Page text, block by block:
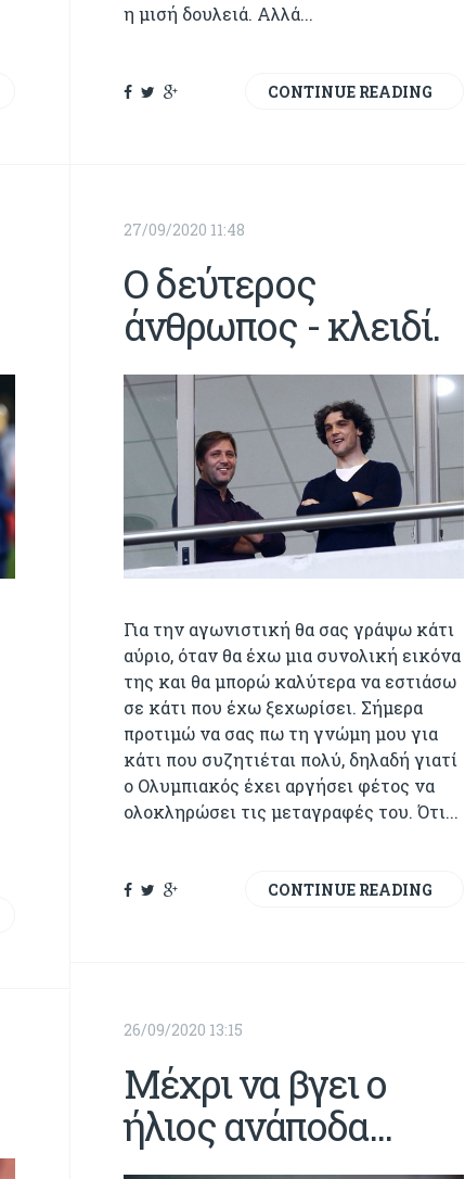
η μισή δουλειά. Αλλά...
CONTINUE READING
27/09/2020 11:48
Ο δεύτερος
άνθρωπος - κλειδί.
Για την αγωνιστική θα σας γράψω κάτι
αύριο, όταν θα έχω μια συνολική εικόνα
της και θα μπορώ καλύτερα να εστιάσω
σε κάτι που έχω ξεχωρίσει. Σήμερα
προτιμώ να σας πω τη γνώμη μου για
κάτι που συζητιέται πολύ, δηλαδή γιατί
ο Ολυμπιακός έχει αργήσει φέτος να
ολοκληρώσει τις μεταγραφές του. Ότι...
CONTINUE READING
26/09/2020 13:15
Μέχρι να βγει ο
ήλιος ανάποδα...